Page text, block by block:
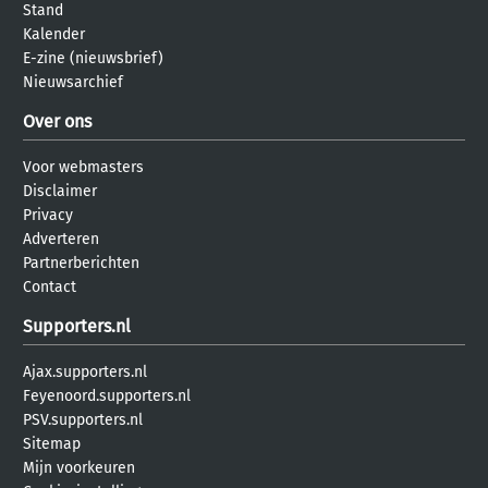
Stand
Kalender
E-zine (nieuwsbrief)
Nieuwsarchief
Over ons
Voor webmasters
Disclaimer
Privacy
Adverteren
Partnerberichten
Contact
Supporters.nl
Ajax.supporters.nl
Feyenoord.supporters.nl
PSV.supporters.nl
Sitemap
Mijn voorkeuren